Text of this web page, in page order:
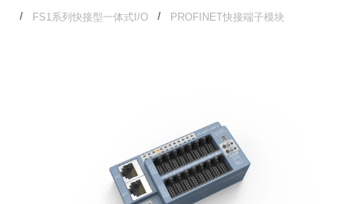
FS1系列快接型一体式I/O PROFINET快接端子模块